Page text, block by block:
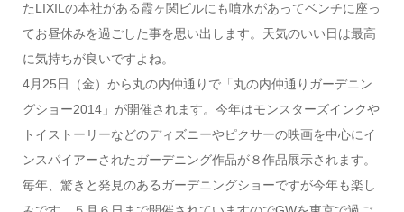
たLIXILの本社がある霞ヶ関ビルにも噴水があってベンチに座っ
てお昼休みを過ごした事を思い出します。天気のいい日は最高
に気持ちが良いですよね。
4月25日（金）から丸の内仲通りで「丸の内仲通りガーデニン
グショー2014」が開催されます。今年はモンスターズインクや
トイストーリーなどのディズニーやピクサーの映画を中心にイ
ンスパイアーされたガーデニング作品が８作品展示されます。
毎年、驚きと発見のあるガーデニングショーですが今年も楽し